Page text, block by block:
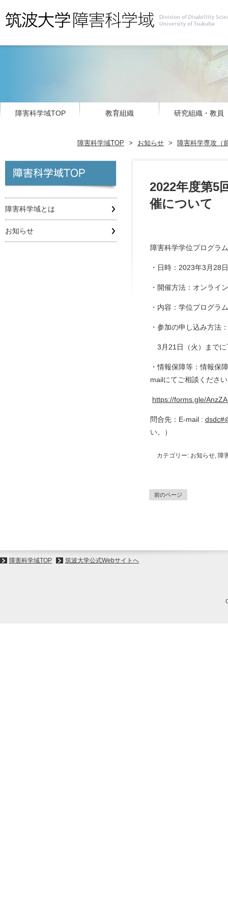
障害科学域TOP 教育組織 研究組織・教員
障害科学域TOP > お知らせ > 障害科学専攻（
2022年度第5
催について
障害科学学位プログラ
・日時：2023年3月28
・開催方法：オンライ
・内容：学位プログラ
・参加の申し込み方法：
3月21日（火）までに
・情報保障等：情報保
mailにてご相談くださ
https://forms.gle/
問合先：E-mail :
い。）
カテゴリー: お知らせ, 障
前のページ
障害科学域とは
お知らせ
障害科学域TOP 筑波大学公式Webサイトへ